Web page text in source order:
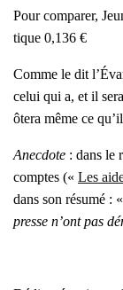
Pour com­pa­rer,
tique 0,136 €
Comme le dit
celui qui a, et il
ôte­ra même ce
Anec­dote : dans le
comptes (« Les
dans son résu­mé : «
presse n’ont pas